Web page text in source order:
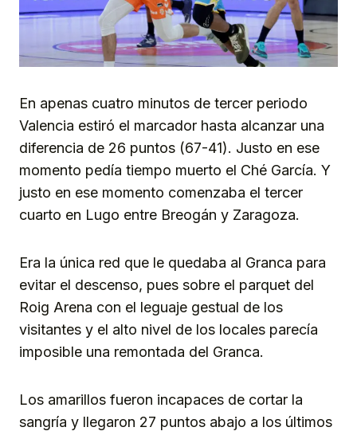
En apenas cuatro minutos de tercer periodo
Valencia estiró el marcador hasta alcanzar una
diferencia de 26 puntos (67-41). Justo en ese
momento pedía tiempo muerto el Ché García. Y
justo en ese momento comenzaba el tercer
cuarto en Lugo entre Breogán y Zaragoza.
Era la única red que le quedaba al Granca para
evitar el descenso, pues sobre el parquet del
Roig Arena con el leguaje gestual de los
visitantes y el alto nivel de los locales parecía
imposible una remontada del Granca.
Los amarillos fueron incapaces de cortar la
sangría y llegaron 27 puntos abajo a los últimos